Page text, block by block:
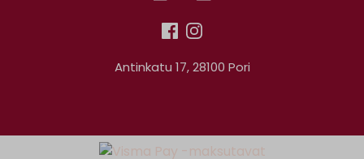
Antinkatu 17, 28100 Pori